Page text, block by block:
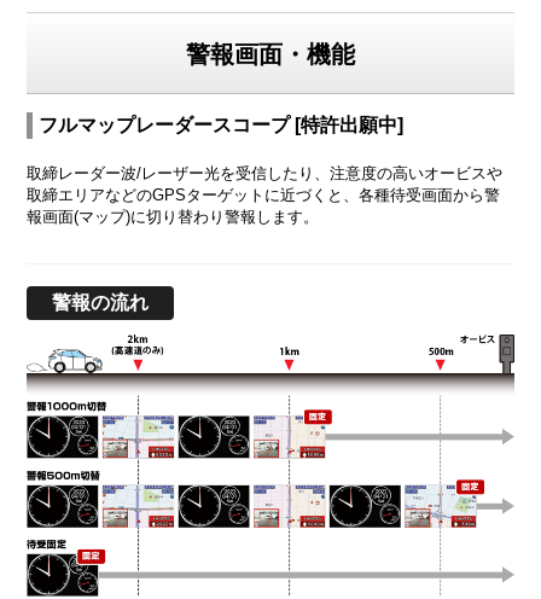
警報画面・機能
フルマップレーダースコープ [特許出願中]
取締レーダー波/レーザー光を受信したり、注意度の高いオービスや
取締エリアなどのGPSターゲットに近づくと、各種待受画面から警
報画面(マップ)に切り替わり警報します。
警報の流れ